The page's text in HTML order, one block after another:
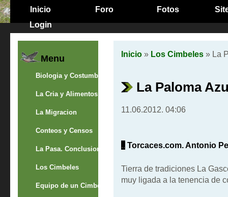
Inicio Foro Fotos
Login
Menu
Biologia y Costumbres
La Cria y Alimentos
La Migracion
Conteos y Censos
La Pasa. Conclusion
Los Cimbeles
Equipo de un Cimbelero
Inicio» Los Cimbeles» La
La Paloma
11.06.2012. 04:06
.. Torcaces.com. Antonio
Tierra de tradiciones La
muy ligada a la tenencia de